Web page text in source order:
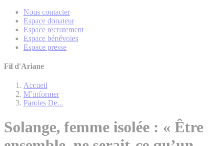
Nous contacter
Espace donateur
Espace recrutement
Espace bénévoles
Espace presse
Fil d'Ariane
Accueil
M’informer
Paroles De...
Solange, femme isolée : « Être